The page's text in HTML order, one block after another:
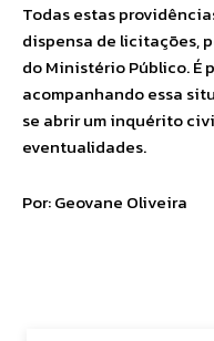
Todas estas
dispensa de licitações,
do Ministério Público. É
acompanhando essa
se abrir um inquérito
eventualidades.
Por: Geovane Oliveira